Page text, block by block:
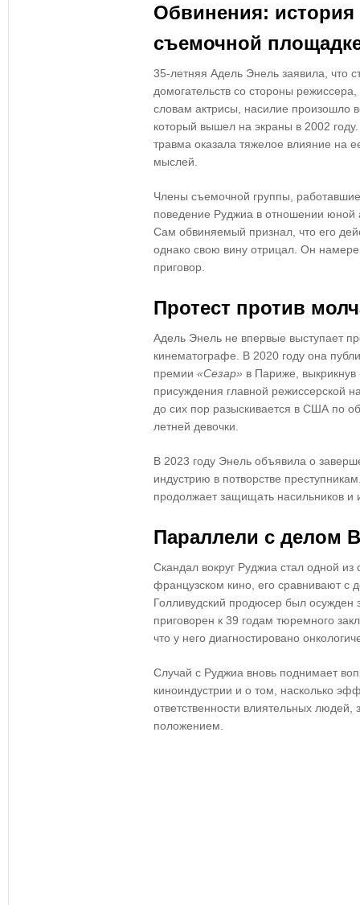
Обвинения: история
съемочной
35-летняя Адель Энель заявила, что
домогательств со стороны
словам актрисы, насилие
который вышел на экраны в 2002
травма оказала тяжелое влияние на
мыслей.
Члены съемочной группы,
поведение Руджиа в отношении юной
Сам обвиняемый признал, что его
однако свою вину отрицал. Он
приговор.
Протест против
Адель Энель не впервые выступает
кинематографе. В 2020 году она
премии «Сезар» в Париже, выкрикнув
присуждения главной режиссерской
до сих пор разыскивается в США по
летней девочки.
В 2023 году Энель объявила о
индустрию в потворстве
продолжает защищать насильников и
Параллели с делом
Скандал вокруг Руджиа стал одной из
французском кино, его сравнивают с
Голливудский продюсер был осужден
приговорен к 39 годам тюремного
что у него диагностировано
Случай с Руджиа вновь поднимает
киноиндустрии и о том, насколько
ответственности влиятельных
положением.